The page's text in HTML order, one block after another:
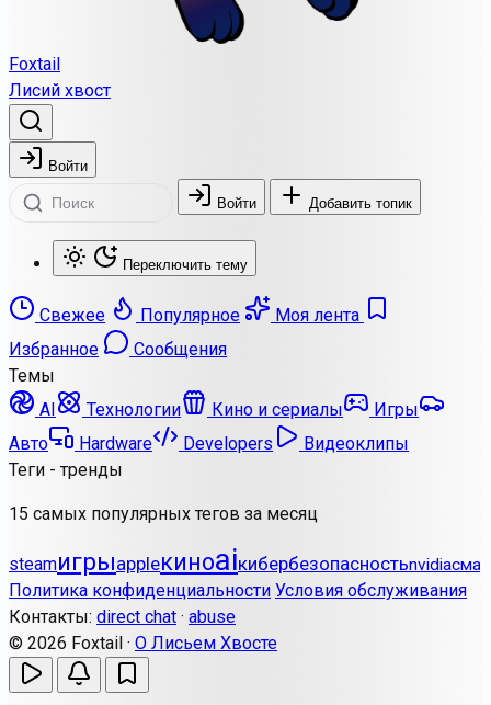
Foxtail
Лисий хвост
Войти
Войти Добавить топик
Переключить тему
Свежее Популярное
Моя лента
Избранное
Сообщения
Темы
AI
Технологии Кино и сериалы
Игры
Авто
Hardware Developers
Видеоклипы
Теги - тренды
15 самых популярных тегов за месяц
steamигрыappleкиноaiкибербезопасностьnvidia
Политика конфиденциальности Условия обслуживания
Контакты: direct chat · abuse
© 2026 Foxtail · О Лисьем Хвосте